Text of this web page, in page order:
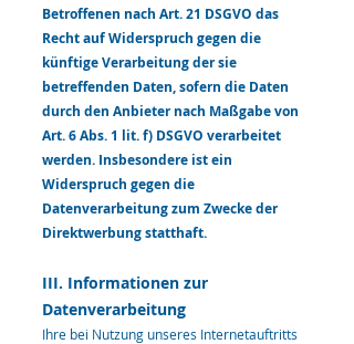
Betroffenen nach Art. 21 DSGVO das
Recht auf Widerspruch gegen die
künftige Verarbeitung der sie
betreffenden Daten, sofern die Daten
durch den Anbieter nach Maßgabe von
Art. 6 Abs. 1 lit. f) DSGVO verarbeitet
werden. Insbesondere ist ein
Widerspruch gegen die
Datenverarbeitung zum Zwecke der
Direktwerbung statthaft.
III. Informationen zur
Datenverarbeitung
Ihre bei Nutzung unseres Internetauftritts